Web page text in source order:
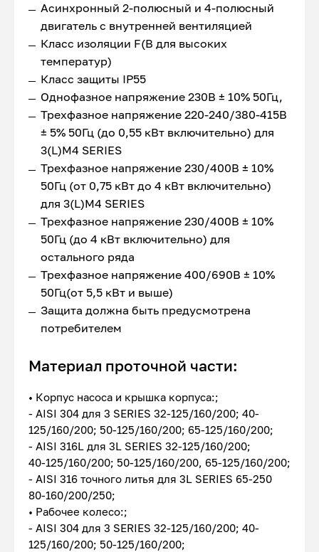
Асинхронный 2-полюсный и 4-полюсный
двигатель с внутренней вентиляцией
Класс изоляции F(В для высоких
температур)
Класс защиты IP55
Однофазное напряжение 230В ± 10% 50Гц,
Трехфазное напряжение 220-240/380-415В
± 5% 50Гц (до 0,55 кВт включительно) для
3(L)M4 SERIES
Трехфазное напряжение 230/400В ± 10%
50Гц (от 0,75 кВт до 4 кВт включительно)
для 3(L)M4 SERIES
Трехфазное напряжение 230/400В ± 10%
50Гц (до 4 кВт включительно) для
остального ряда
Трехфазное напряжение 400/690В ± 10%
50Гц(от 5,5 кВт и выше)
Защита должна быть предусмотрена
потребителем
Материал проточной части:
• Корпус насоса и крышка корпуса:;
- AISI 304 для 3 SERIES 32-125/160/200; 40-
125/160/200; 50-125/160/200; 65-125/160/200;
- AISI 316L для 3L SERIES 32-125/160/200;
40-125/160/200; 50-125/160/200, 65-125/160/200;
- AISI 316 точного литья для 3L SERIES 65-250
80-160/200/250;
• Рабочее колесо:;
- AISI 304 для 3 SERIES 32-125/160/200; 40-
125/160/200; 50-125/160/200;